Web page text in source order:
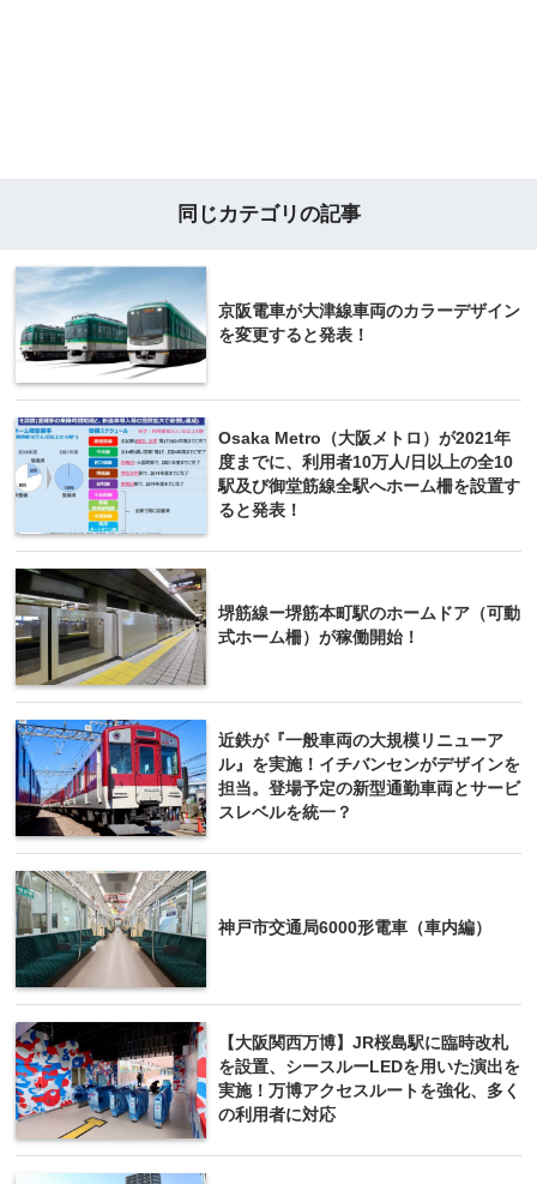
同じカテゴリの記事
京阪電車が大津線車両のカラーデザイン
を変更すると発表！
Osaka Metro（大阪メトロ）が2021年
度までに、利用者10万人/日以上の全10
駅及び御堂筋線全駅へホーム柵を設置す
ると発表！
堺筋線ー堺筋本町駅のホームドア（可動
式ホーム柵）が稼働開始！
近鉄が『一般車両の大規模リニューア
ル』を実施！イチバンセンがデザインを
担当。登場予定の新型通勤車両とサービ
スレベルを統一？
神戸市交通局6000形電車（車内編）
【大阪関西万博】JR桜島駅に臨時改札
を設置、シースルーLEDを用いた演出を
実施！万博アクセスルートを強化、多く
の利用者に対応